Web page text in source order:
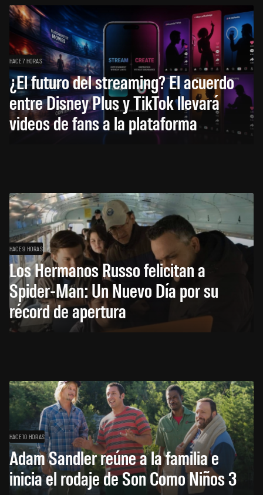
HACE 7 HORAS
¿El futuro del streaming? El acuerdo
entre Disney Plus y TikTok llevará
videos de fans a la plataforma
HACE 9 HORAS
Los Hermanos Russo felicitan a
Spider-Man: Un Nuevo Día por su
récord de apertura
HACE 10 HORAS
Adam Sandler reúne a la familia e
inicia el rodaje de Son Como Niños 3